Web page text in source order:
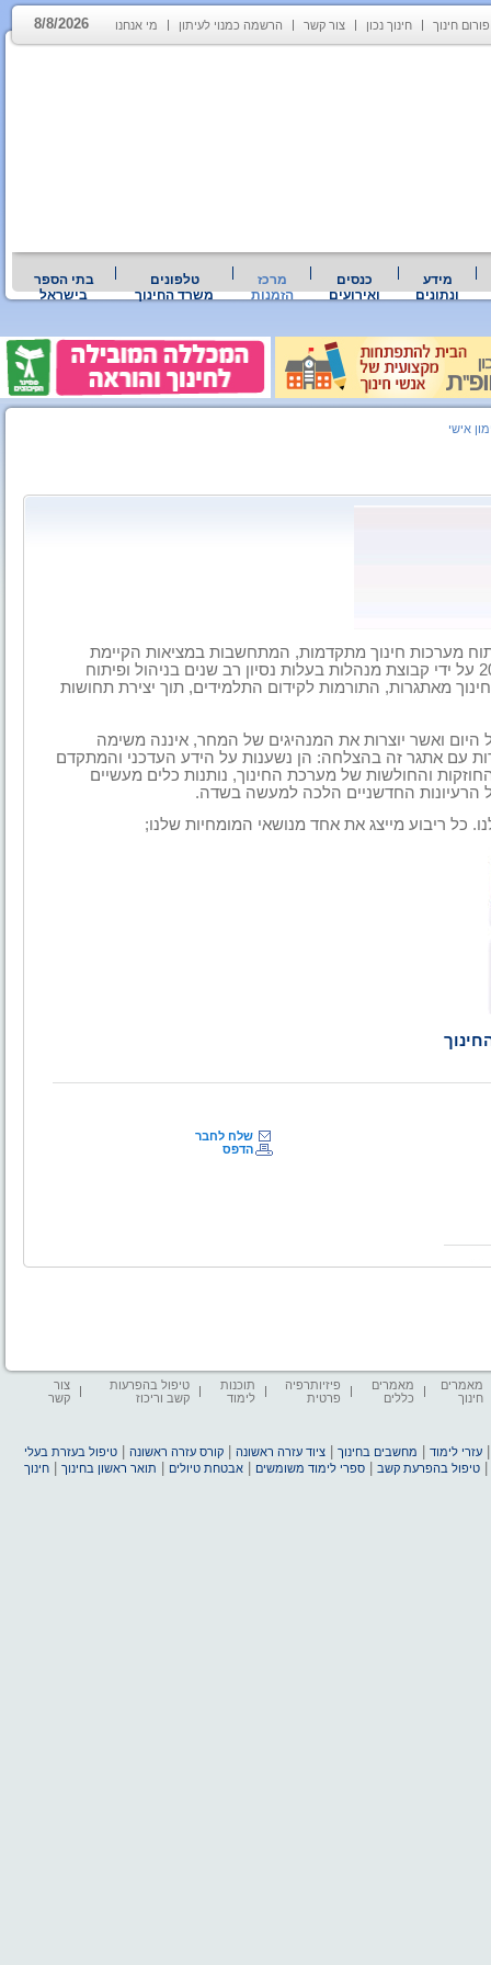
פורום חינוך חינוך נכון צור קשר הרשמה כמנוי לעיתון מי אנחנו 8/8/2026
מידע
ונתונים
כנסים
ואירועים
מרכז
הזמנות
טלפונים
משרד החינוך
בתי הספר
בישראל
אישי
מערכות חינוך מתקדמות, המתחשבות במציאות הקיימת
והתואמות יותר למאה ה-21. מארגים, הוקמה בשנת 2007 על ידי קבוצת מנהלות בעלות נסיון רב שנים בניהול ופיתוח
מאתגרות, התורמות לקידום התלמידים, תוך יצירת תחושות
היום ואשר יוצרות את המנהיגים של המחר, איננה משימה
עם אתגר זה בהצלחה: הן נשענות על הידע העדכני והמתקדם
והחולשות של מערכת החינוך, נותנות כלים מעשיים
הרעיונות החדשניים הלכה למעשה בשדה.
כל ריבוע מייצג את אחד מנושאי המומחיות שלנו;
שלח לחבר
הדפס
מאמרים
חינוך
מאמרים
כללים
פיזיותרפיה
פרטית
תוכנות
לימוד
טיפול בהפרעות
קשב וריכוז
צור
קשר
עזרי לימוד מחשבים בחינוך |ציוד עזרה ראשונה |קורס עזרה ראשונה |טיפול בעזרת בעלי
|טיפול בהפרעת קשב |ספרי לימוד משומשים |אבטחת טיולים תואר ראשון בחינוך |חינוך